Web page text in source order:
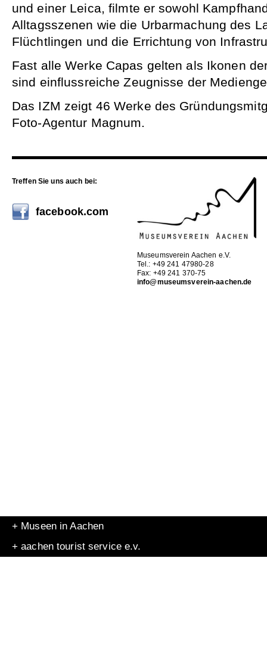
und einer Leica, filmte er sowohl
Alltagsszenen wie die Urbarmachung des
Flüchtlingen und die Errichtung von
Fast alle Werke Capas gelten als Ikonen
sind einflussreiche Zeugnisse der
Das IZM zeigt 46 Werke des
Foto-Agentur Magnum.
Treffen Sie uns auch bei:
facebook.com
Museumsverein Aachen e.V.
Tel.: +49 241 47980-28
Fax: +49 241 370-75
info@museumsverein-aachen.de
+ Museen in Aachen
+ aachen tourist service e.v.